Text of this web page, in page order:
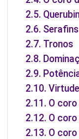
Serafins
Tronos
O
O
O